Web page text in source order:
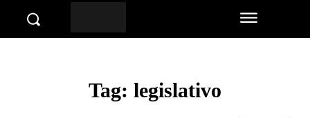
Tag: legislativo